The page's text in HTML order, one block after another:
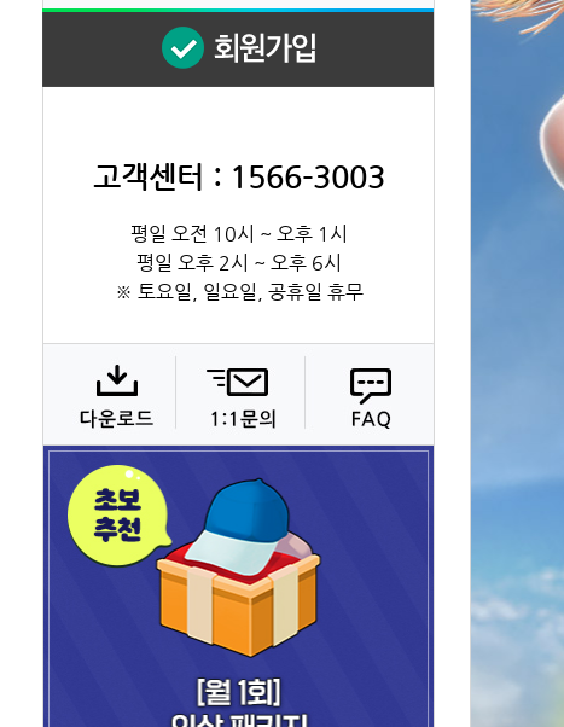
고객센터 : 1566-3003
평일 오전 10시 ~ 오후 1시
평일 오후 2시 ~ 오후 6시
※ 토요일, 일요일, 공휴일 휴무